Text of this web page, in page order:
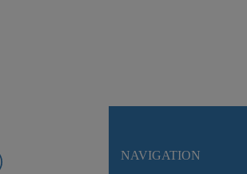
NAVIGATION